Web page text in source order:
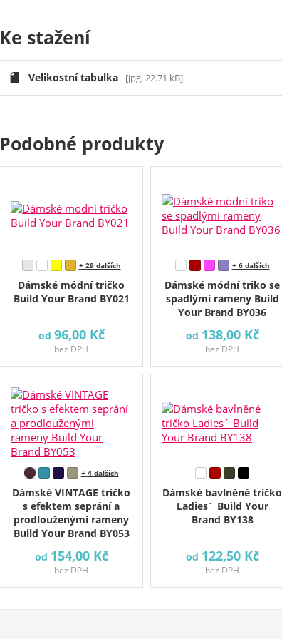
Ke stažení
Velikostní tabulka [jpg, 22.71 kB]
Podobné produkty
Dámské módní tričko
Build Your Brand BY021
+ 29 dalších
od 96,00 Kč
bez DPH
Dámské módní triko se
spadlými rameny Build
Your Brand BY036
+ 6 dalších
od 138,00 Kč
bez DPH
Dámské VINTAGE tričko
s efektem seprání a
prodlouženými rameny
Build Your Brand BY053
+ 4 dalších
od 154,00 Kč
bez DPH
Dámské bavlněné tričko
Ladies´ Build Your
Brand BY138
od 122,50 Kč
bez DPH